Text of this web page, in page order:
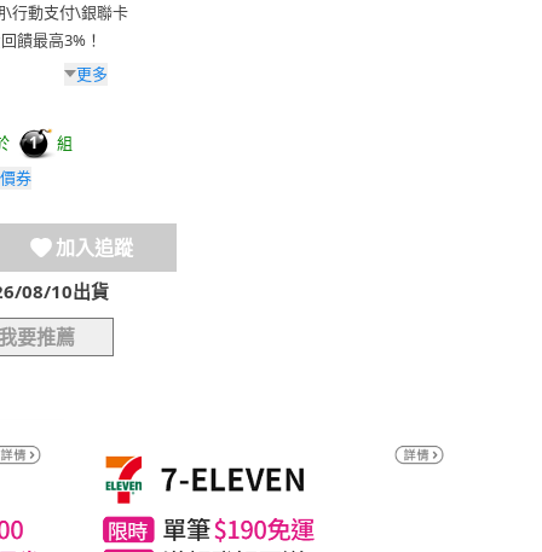
\行動支付\銀聯卡
饋最高3%！
更多
1
組
券
加入追蹤
08/10出貨
要推薦